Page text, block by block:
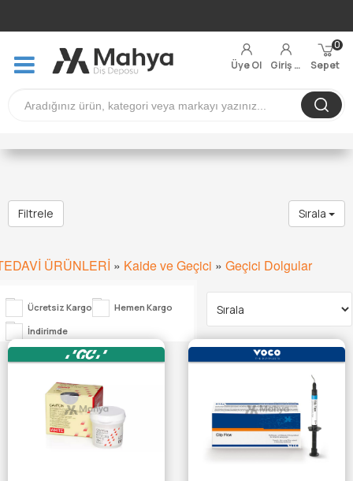
Üye Ol Giriş Yap Sepet
0
Filtrele Sırala
ÜRÜNLERİ » Kaide ve Geçici » Geçici Dolgular
Ücretsiz Kargo
Hemen Kargo
İndirimde